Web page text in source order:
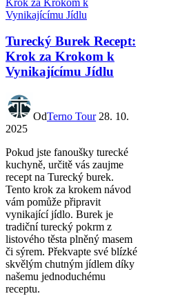
Turecký Burek Recept:
Krok za Krokom k
Vynikajícímu Jídlu
OdTerno Tour 28. 10.
2025
Pokud jste fanoušky turecké
kuchyně, určitě vás zaujme
recept na Turecký burek.
Tento krok za krokem návod
vám pomůže připravit
vynikající jídlo. Burek je
tradiční turecký pokrm z
listového těsta plněný masem
či sýrem. Překvapte své blízké
skvělým chutným jídlem díky
našemu jednoduchému
receptu.